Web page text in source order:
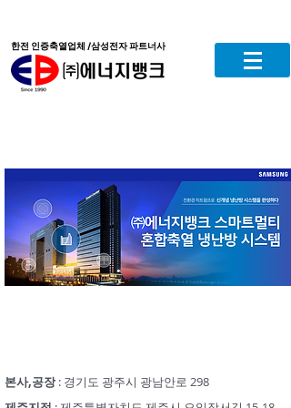
한전 인증축열업체 /삼성전자 파트너사
본사,공장: 경기도 광주시 광남안로 298